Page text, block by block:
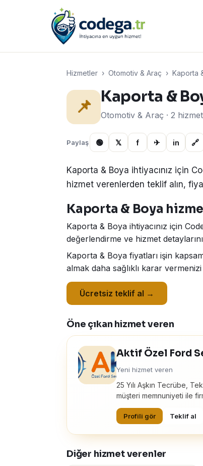
Hizmetler › Otomotiv & Araç › Kaporta
📌 Kaporta &
Otomotiv & Araç · 2
Paylaş 🟢 𝕏 f ✈ in 🔗
Kaporta & Boya ihtiyacınız için
hizmet verenlerden teklif alın,
Kaporta & Boya
Kaporta & Boya ihtiyacınız için
değerlendirme ve hizmet
Kaporta & Boya fiyatları işin
almak daha sağlıklı karar
Ücretsiz teklif al →
Öne çıkan hizmet veren
Aktif Özel Ford
Yeni hizmet veren
25 Yılı Aşkın Tecrübe,
müşteri memnuniyeti ile
Profili gör Teklif al
Diğer hizmet verenler